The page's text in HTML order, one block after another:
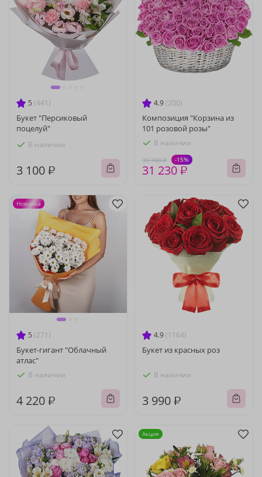
5 (441)
Букет "Персиковый
поцелуй"
В наличии
3 100 ₽
4.9 (200)
Композиция "Корзина из
101 розовой розы"
В наличии
36 740 ₽ -15%
31 230 ₽
5 (271)
Букет-гигант "Облачный
атлас"
В наличии
4 220 ₽
Новинка
4.9 (1164)
Букет из красных роз
В наличии
3 990 ₽
Акция